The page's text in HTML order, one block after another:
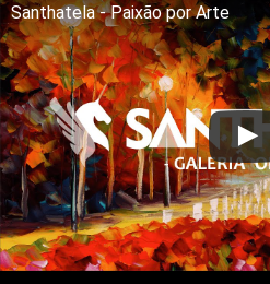
Santhatela - Paixão por Arte